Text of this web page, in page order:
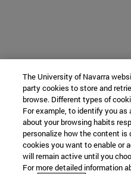
The University of Navarra
party cookies to store and
browse. Different types of
For example, to identify you as
about your browsing habits
personalize how the content is
cookies you want to enable or
will remain active until you
For more detailed information